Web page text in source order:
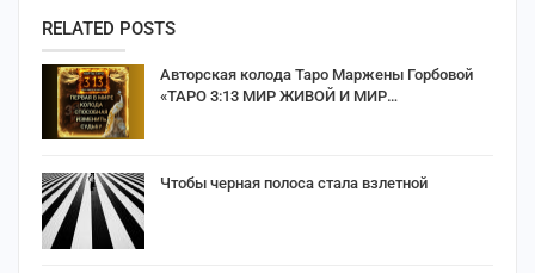
RELATED POSTS
Авторская колода Таро Маржены Горбовой
«ТАРО 3:13 МИР ЖИВОЙ И МИР…
Чтобы черная полоса стала взлетной